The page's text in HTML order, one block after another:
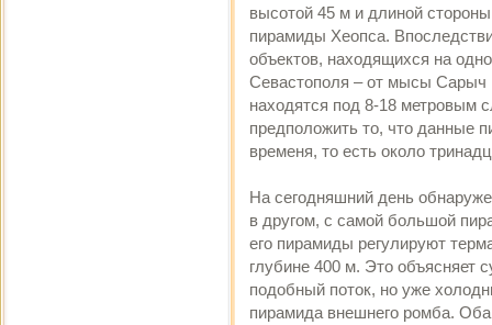
высотой 45 м и длиной
пирамиды Хеопса.
объектов, находящихся на
Севастополя – от мысы
находятся под 8-18 метровым
предположить то, что данные
временя, то есть около
На сегодняшний день
в другом, с самой большой
его пирамиды регулируют
глубине 400 м. Это объясняет
подобный поток, но уже
пирамида внешнего ромба.